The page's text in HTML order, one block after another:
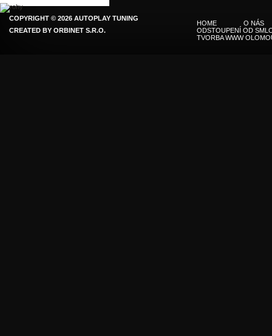
COPYRIGHT © 2026 AUTOPLAY TUNING
CREATED BY ORBINET S.R.O.
HOME
O NÁS
ODSTOUPENÍ OD
TVORBA WWW